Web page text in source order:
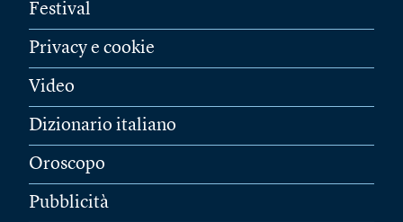
Festival
Privacy e cookie
Video
Dizionario italiano
Oroscopo
Pubblicità